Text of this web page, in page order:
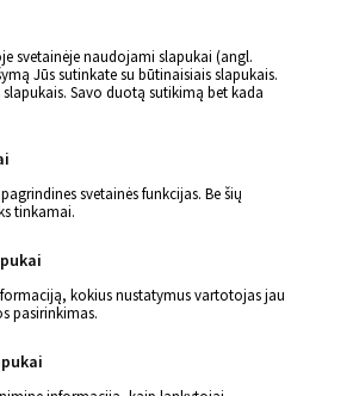
sveikatą
svetainėje naudojami slapukai (angl.
Jūs sutinkate su būtinaisiais slapukais.
Savo duotą sutikimą bet kada
svetainės funkcijas. Be šių
tinkamai.
kokius nustatymus vartotojas jau
pasirinkimas.